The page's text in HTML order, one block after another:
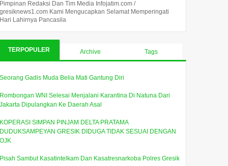
Pimpinan Redaksi Dan Tim Media Infojatim.com /
gresiknews1.com Kami Mengucapkan Selamat Memperingati
Hari Lahirnya Pancasila
TERPOPULER Archive Tags
Seorang Gadis Muda Belia Mati Gantung Diri
Rombongan WNI Selesai Menjalani Karantina Di Natuna Dari
Jakarta Dipulangkan Ke Daerah Asal
KOPERASI SIMPAN PINJAM DELTA PRATAMA
DUDUKSAMPEYAN GRESIK DIDUGA TIDAK SESUAI DENGAN
OJK
Pisah Sambut Kasatintelkam Dan Kasatresnarkoba Polres Gresik